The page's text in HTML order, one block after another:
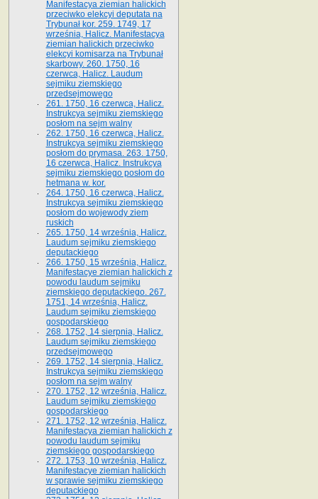
Manifestacya ziemian halickich
przeciwko elekcyi deputata na
Trybunał kor. 259. 1749, 17
września, Halicz. Manifestacya
ziemian halickich przeciwko
elekcyi komisarza na Trybunał
skarbowy. 260. 1750, 16
czerwca, Halicz. Laudum
sejmiku ziemskiego
przedsejmowego
261. 1750, 16 czerwca, Halicz.
Instrukcya sejmiku ziemskiego
posłom na sejm walny
262. 1750, 16 czerwca, Halicz.
Instrukcya sejmiku ziemskiego
posłom do prymasa. 263. 1750,
16 czerwca, Halicz. Instrukcya
sejmiku ziemskiego posłom do
hetmana w. kor.
264. 1750, 16 czerwca, Halicz.
Instrukcya sejmiku ziemskiego
posłom do wojewody ziem
ruskich
265. 1750, 14 września, Halicz.
Laudum sejmiku ziemskiego
deputackiego
266. 1750, 15 września, Halicz.
Manifestacye ziemian halickich z
powodu laudum sejmiku
ziemskiego deputackiego. 267.
1751, 14 września, Halicz.
Laudum sejmiku ziemskiego
gospodarskiego
268. 1752, 14 sierpnia, Halicz.
Laudum sejmiku ziemskiego
przedsejmowego
269. 1752, 14 sierpnia, Halicz.
Instrukcya sejmiku ziemskiego
posłom na sejm walny
270. 1752, 12 września, Halicz.
Laudum sejmiku ziemskiego
gospodarskiego
271. 1752, 12 września, Halicz.
Manifestacya ziemian halickich z
powodu laudum sejmiku
ziemskiego gospodarskiego
272. 1753, 10 września, Halicz.
Manifestacye ziemian halickich
w sprawie sejmiku ziemskiego
deputackiego